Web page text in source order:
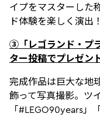
イプをマスターした
ド体験を楽しく演出！
③「レゴランド・プ
ター投稿でプレゼン
完成作品は巨大な地
飾って写真撮影。ツ
「#LEGO90years」